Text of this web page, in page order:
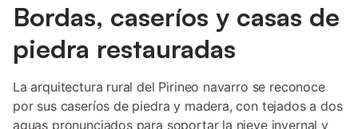
Bordas, caseríos y casas de
piedra restauradas
La arquitectura rural del Pirineo navarro se reconoce
por sus caseríos de piedra y madera, con tejados a dos
aguas pronunciados para soportar la nieve invernal y